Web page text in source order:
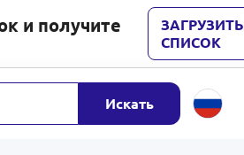
и получите
ЗАГРУЗИТЬ
СПИСОК
Искать